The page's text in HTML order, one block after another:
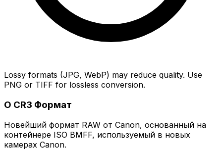
Lossy formats (JPG, WebP) may reduce quality. Use
PNG or TIFF for lossless conversion.
О CR3 Формат
Новейший формат RAW от Canon, основанный на
контейнере ISO BMFF, используемый в новых
камерах Canon.